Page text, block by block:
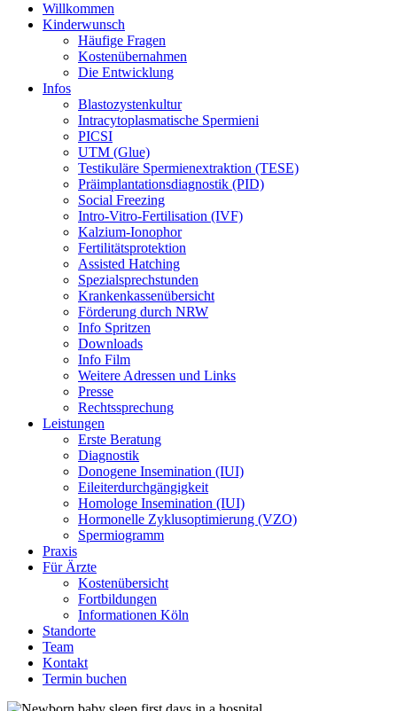
Willkommen
Kinderwunsch
Häufige Fragen
Kostenübernahmen
Die Entwicklung
Infos
Blastozystenkultur
Intracytoplasmatische Spermieni
PICSI
UTM (Glue)
Testikuläre Spermienextraktion (TESE)
Präimplantationsdiagnostik (PID)
Social Freezing
Intro-Vitro-Fertilisation (IVF)
Kalzium-Ionophor
Fertilitätsprotektion
Assisted Hatching
Spezialsprechstunden
Krankenkassenübersicht
Förderung durch NRW
Info Spritzen
Downloads
Info Film
Weitere Adressen und Links
Presse
Rechtssprechung
Leistungen
Erste Beratung
Diagnostik
Donogene Insemination (IUI)
Eileiterdurchgängigkeit
Homologe Insemination (IUI)
Hormonelle Zyklusoptimierung (VZO)
Spermiogramm
Praxis
Für Ärzte
Kostenübersicht
Fortbildungen
Informationen Köln
Standorte
Team
Kontakt
Termin buchen